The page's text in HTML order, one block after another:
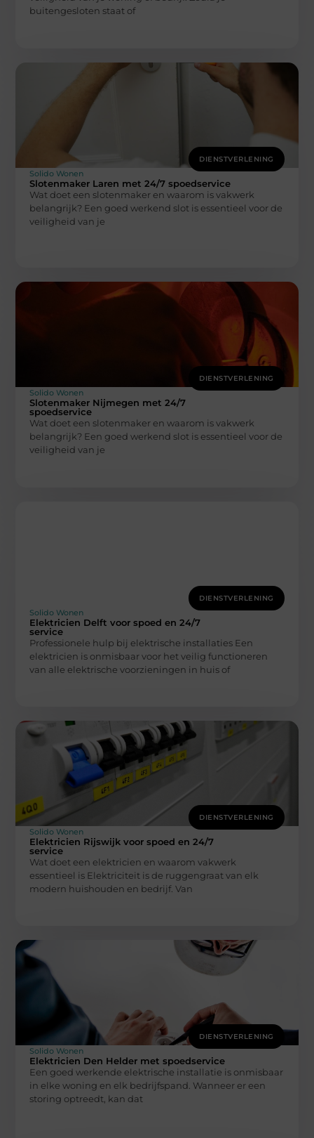
buitengesloten staat of
DIENSTVERLENING
Solido Wonen
Slotenmaker Laren met 24/7 spoedservice
Wat doet een slotenmaker en waarom is vakwerk
belangrijk? Een goed werkend slot is essentieel voor de
veiligheid van je
DIENSTVERLENING
Solido Wonen
Slotenmaker Nijmegen met 24/7
spoedservice
Wat doet een slotenmaker en waarom is vakwerk
belangrijk? Een goed werkend slot is essentieel voor de
veiligheid van je
DIENSTVERLENING
Solido Wonen
Elektricien Delft voor spoed en 24/7
service
Professionele hulp bij elektrische installaties Een
elektricien is onmisbaar voor het veilig functioneren
van alle elektrische voorzieningen in huis of
DIENSTVERLENING
Solido Wonen
Elektricien Rijswijk voor spoed en 24/7
service
Wat doet een elektricien en waarom vakwerk
essentieel is Elektriciteit is de ruggengraat van elk
modern huishouden en bedrijf. Van
DIENSTVERLENING
Solido Wonen
Elektricien Den Helder met spoedservice
Een goed werkende elektrische installatie is onmisbaar
in elke woning en elk bedrijfspand. Wanneer er een
storing optreedt, kan dat